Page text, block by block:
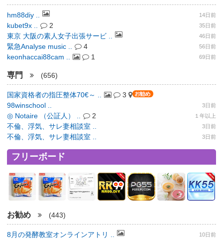
hm88diy .. 14日前
kubet9x .. 2 35日前
東京 大阪の素人女子出張サービ .. 46日前
緊急Analyse music .. 4 56日前
keonhaccai88cam .. 1 69日前
専門 (656)
国家資格者の指圧整体70€～ ..
3
98winschool ..
3日前
◎ Notaire （公証人） .. 2 １年以上
不倫、浮気、サレ妻相談室 .. 3日前
不倫、浮気、サレ妻相談室 .. 3日前
フリーボード
お勧め (443)
8月の発酵教室オンラインアトリ .. 10日前